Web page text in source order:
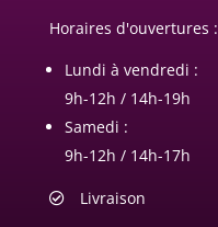
Horaires d'ouvertures :
Lundi à vendredi :
9h-12h / 14h-19h
Samedi :
9h-12h / 14h-17h
Livraison